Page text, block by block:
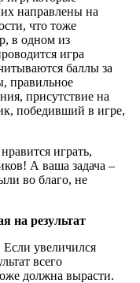
направлены на
что тоже
в одном из
игра
баллы за
правильное
присутствие на
победивший в игре,
играть,
А ваша задача –
во благо, не
на результат
Если увеличился
всего
должна вырасти.